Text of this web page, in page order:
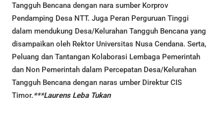
Tangguh Bencana dengan nara sumber Korprov
Pendamping Desa NTT. Juga Peran Perguruan Tinggi
dalam mendukung Desa/Kelurahan Tangguh Bencana yang
disampaikan oleh Rektor Universitas Nusa Cendana. Serta,
Peluang dan Tantangan Kolaborasi Lembaga Pemerintah
dan Non Pemerintah dalam Percepatan Desa/Kelurahan
Tangguh Bencana dengan naras umber Direktur CIS
Timor.***Laurens Leba Tukan